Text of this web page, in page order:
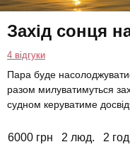
Захід сонця
4 відгуки
Пара буде
разом милуватимуться
судном керуватиме
6000 грн 2 люд. 2